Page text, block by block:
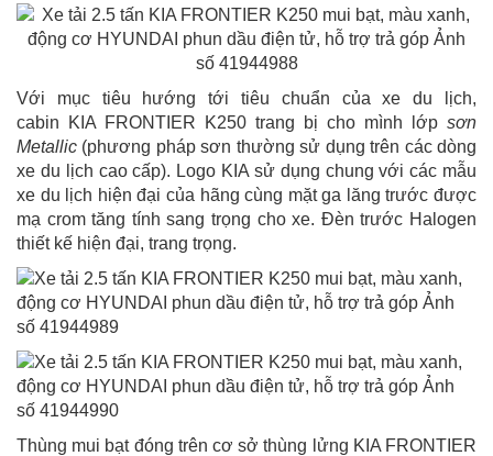
Với mục tiêu hướng tới tiêu chuẩn của xe du lịch,
cabin KIA FRONTIER K250 trang bị cho mình lớp sơn
Metallic (phương pháp sơn thường sử dụng trên các dòng
xe du lịch cao cấp). Logo KIA sử dụng chung với các mẫu
xe du lịch hiện đại của hãng cùng mặt ga lăng trước được
mạ crom tăng tính sang trọng cho xe. Đèn trước Halogen
thiết kế hiện đại, trang trọng.
Thùng mui bạt đóng trên cơ sở thùng lửng KIA FRONTIER